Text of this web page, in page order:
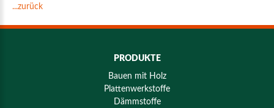
...zurück
PRODUKTE
Bauen mit Holz
Plattenwerkstoffe
Dämmstoffe